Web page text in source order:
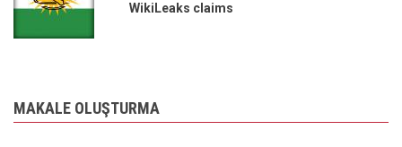
WikiLeaks claims
MAKALE OLUŞTURMA